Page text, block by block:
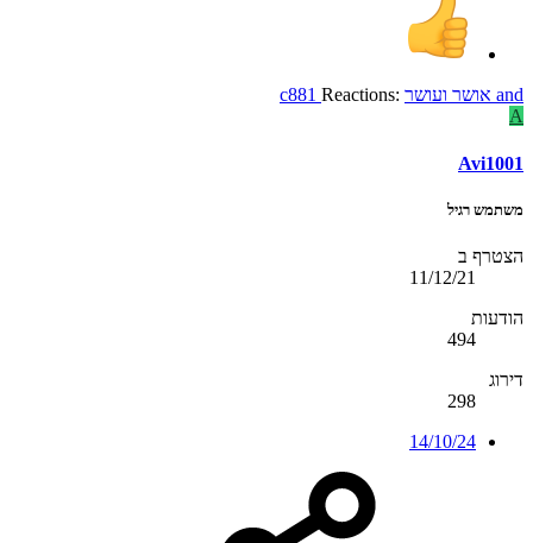
Reactions: אושר ועושר and
c881
A
Avi1001
משתמש רגיל
הצטרף ב
11/12/21
הודעות
494
דירוג
298
14/10/24